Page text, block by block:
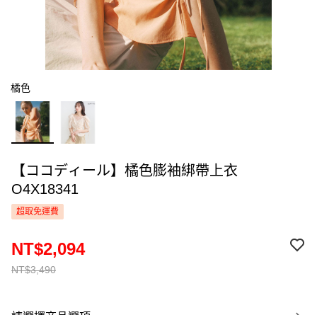
橘色
【ココディール】橘色膨袖綁帶上衣
O4X18341
超取免運費
NT$3,490
NT$2,094